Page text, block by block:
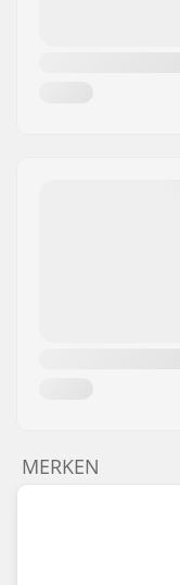
MERKEN